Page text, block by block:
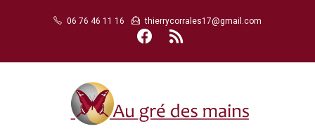
06 76 46 11 16 thierrycorrales17@gmail.com